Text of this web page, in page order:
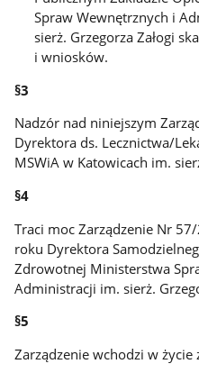
Spraw Wewnętrznych i
sierż. Grzegorza Załogi
i wniosków.
§3
Nadzór nad niniejszym
Dyrektora ds. Lecznictwa/
MSWiA w Katowicach im.
§4
Traci moc Zarządzenie Nr
roku Dyrektora
Zdrowotnej Ministerstwa
Administracji im. sierż.
§5
Zarządzenie wchodzi w